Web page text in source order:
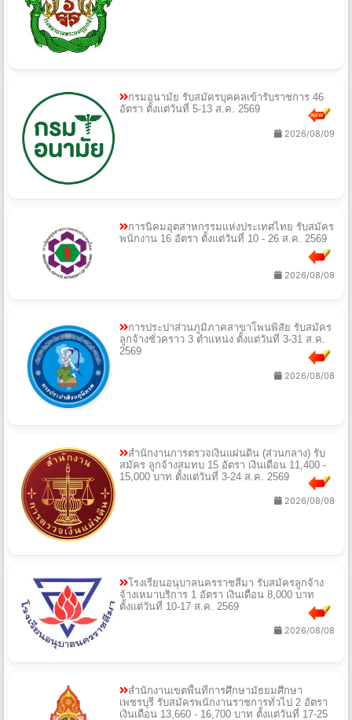
กรมอนามัย รับสมัครบุคคลเข้ารับราชการ 46
การนิคมอุตสาหกรรมแห่งประเทศไทย รับสมัคร
พนักงาน 16 อัตรา ตั้งแต่วันที่ 10 - 26 ส.ค. 2569
การประปาส่วนภูมิภาคสาขาโพนพิสัย รับสมัคร
ลูกจ้างชั่วคราว 3 ตำแหน่ง ตั้งแต่วันที่ 3-31 ส.ค.
สำนักงานการตรวจเงินแผ่นดิน (ส่วนกลาง) รับ
สมัคร ลูกจ้างสมทบ 15 อัตรา เงินเดือน 11,400 -
โรงเรียนอนุบาลนครราชสีมา รับสมัครลูกจ้าง
จ้างเหมาบริการ 1 อัตรา เงินเดือน 8,000 บาท